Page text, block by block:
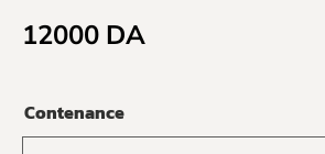
12000 DA
Contenance